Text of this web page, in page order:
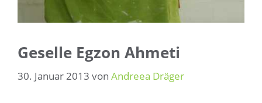
Geselle Egzon Ahmeti
30. Januar 2013 von Andreea Dräger